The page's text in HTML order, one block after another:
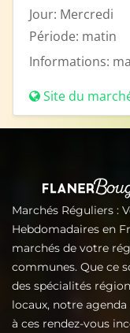
Jour: Mercredi
Période: matin
Informations:
Site du
Marchés Réguliers :
Hebdomadaires en
marchés de votre
communes. Que ce
des spécialités
locaux, notre
à ces rendez-vous